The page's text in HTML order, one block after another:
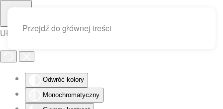
Ułatwienia dostępu
Odwróć kolory
Monochromatyczny
Przejdź do głównej treści